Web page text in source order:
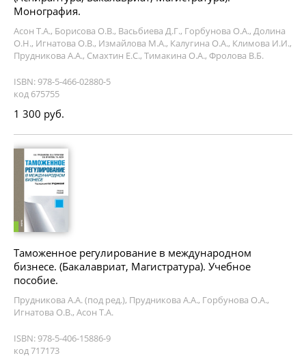
Монография.
Асон Т.А., Борисова О.В., Васьбиева Д.Г., Горбунова О.А., Долина
О.Н., Игнатова О.В., Измайлова М.А., Калугина О.А., Климова И.И.,
Прудникова А.А., Смахтин Е.С., Тимакина О.А., Фролова В.Б.
ISBN: 978-5-466-02880-5
код 675755
1 300 руб.
Таможенное регулирование в международном
бизнесе. (Бакалавриат, Магистратура). Учебное
пособие.
Прудникова А.А. (под ред.), Прудникова А.А., Горбунова О.А.,
Игнатова О.В., Асон Т.А.
ISBN: 978-5-406-15886-9
код 717173